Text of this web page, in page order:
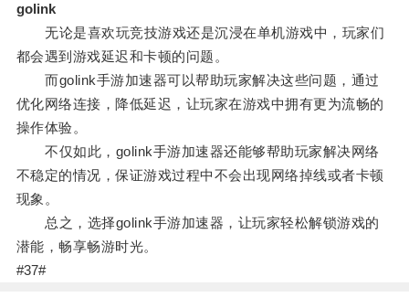
golink
无论是喜欢玩竞技游戏还是沉浸在单机游戏中，玩家们
都会遇到游戏延迟和卡顿的问题。
而golink手游加速器可以帮助玩家解决这些问题，通过
优化网络连接，降低延迟，让玩家在游戏中拥有更为流畅的
操作体验。
不仅如此，golink手游加速器还能够帮助玩家解决网络
不稳定的情况，保证游戏过程中不会出现网络掉线或者卡顿
现象。
总之，选择golink手游加速器，让玩家轻松解锁游戏的
潜能，畅享畅游时光。
#37#